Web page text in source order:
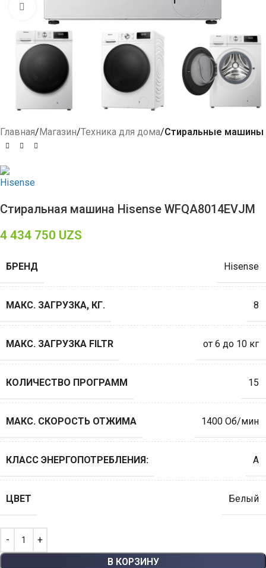
Главная Магазин Техника для дома Стиральные машины
Стиральная машина Hisense WFQA8014EVJM
4 434 750 UZS
БРЕНД Hisense
МАКС. ЗАГРУЗКА, КГ. 8
МАКС. ЗАГРУЗКА FILTR от 6 до 10 кг
КОЛИЧЕСТВО ПРОГРАММ 15
МАКС. СКОРОСТЬ ОТЖИМА 1400 Об/мин
КЛАСС ЭНЕРГОПОТРЕБЛЕНИЯ: A
ЦВЕТ Белый
В КОРЗИНУ